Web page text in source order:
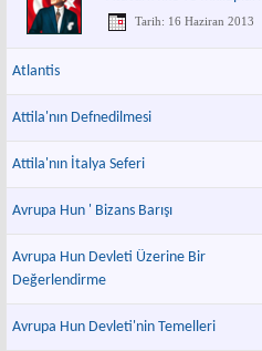
Tarih: 16 Haziran 2013
Atlantis
Attila'nın Defnedilmesi
Attila'nın İtalya Seferi
Avrupa Hun ' Bizans Barışı
Avrupa Hun Devleti Üzerine Bir
Değerlendirme
Avrupa Hun Devleti'nin Temelleri